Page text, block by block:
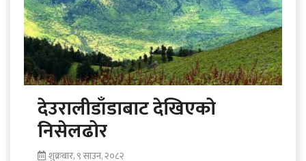
देउरालीडाँडाबाट देखिएको
निसेलढोर
शुक्रबार, ९ साउन, २०८२